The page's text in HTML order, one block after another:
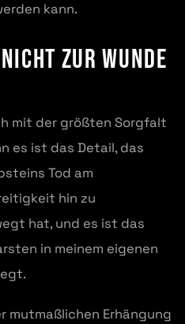
kann.
zur Wunde
mit der größten Sorgfalt
es ist das Detail, das
Tod am
hin zu
hat, und es ist das
in meinem eigenen
mutmaßlichen Erhängung